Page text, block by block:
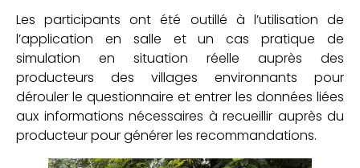
Les participants ont été outillé à l’utilisation de
l’application en salle et un cas pratique de
simulation en situation réelle auprès des
producteurs des villages environnants pour
dérouler le questionnaire et entrer les données liées
aux informations nécessaires à recueillir auprès du
producteur pour générer les recommandations.